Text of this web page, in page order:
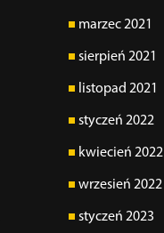
marzec 2021
sierpień 2021
listopad 2021
styczeń 2022
kwiecień 2022
wrzesień 2022
styczeń 2023